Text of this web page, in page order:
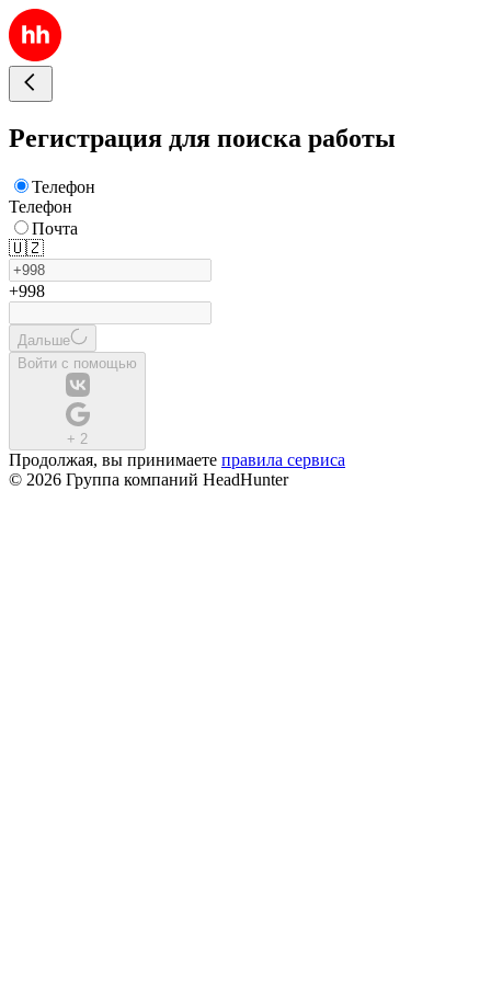
Регистрация для поиска работы
Телефон
Телефон
Почта
🇺🇿
+998
Дальше
Войти с помощью
+ 2
Продолжая, вы принимаете правила сервиса
© 2026 Группа компаний HeadHunter